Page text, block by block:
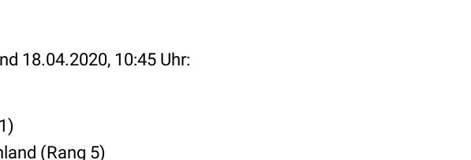
18.04.2020, 10:45 Uhr:
(Rang 5)